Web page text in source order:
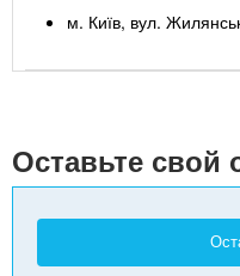
м. Київ, вул.
Оставьте свой